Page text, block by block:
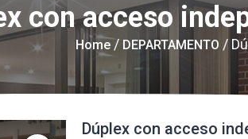
con acceso
Home/ DEPARTAMENTO /
Dúplex con acceso